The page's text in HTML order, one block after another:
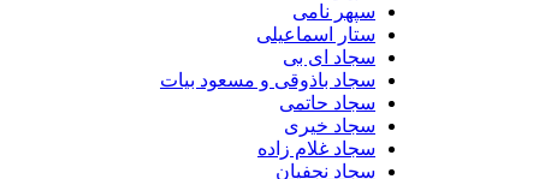
سپهر نامی
ستار اسماعیلی
سجاد ای بی
سجاد باذوقی و مسعود بیات
سجاد حاتمی
سجاد خیری
سجاد غلام زاده
سجاد نجفیان